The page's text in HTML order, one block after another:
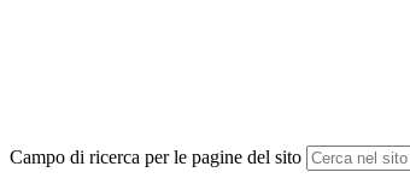
Campo di ricerca per le pagine del sito